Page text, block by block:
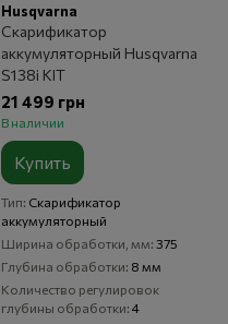
Husqvarna
Скарификатор
аккумуляторный Husqvarna
S138i КІТ
21 499 грн
В наличии
Купить
Тип Скарификатор
аккумуляторный
Ширина обработки, мм 375
Глубина обработки 8 мм
Количество регулировок
глубины обработки 4